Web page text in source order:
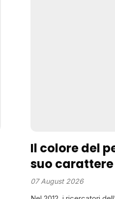
Il colore del
suo
07 August 2026